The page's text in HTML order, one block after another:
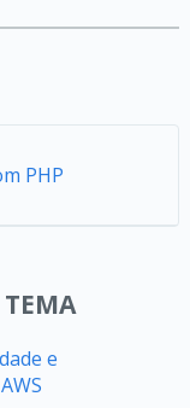
PHP
e